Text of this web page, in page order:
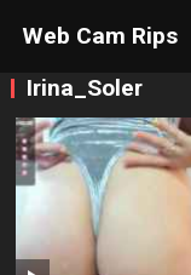
Web Cam Rips
Irina_Soler